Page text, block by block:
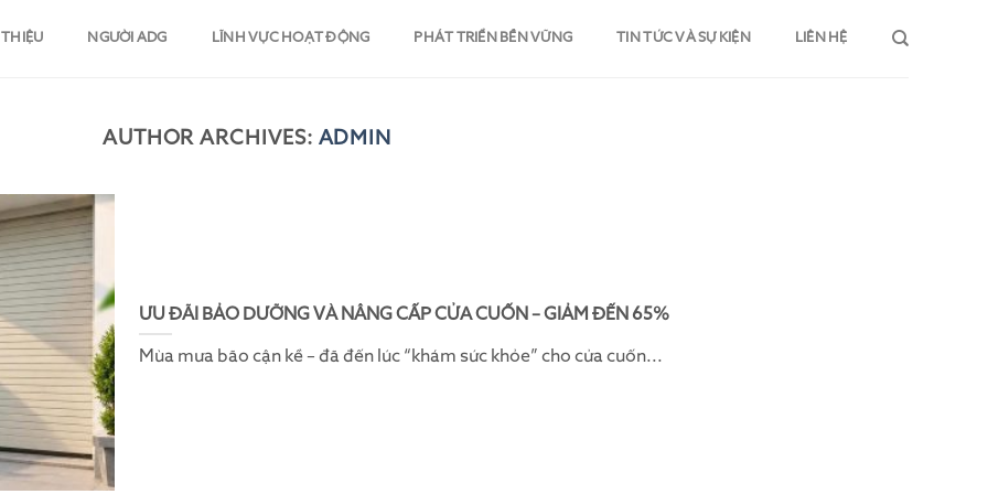
NGƯỜI ADG LĨNH VỰC HOẠT ĐỘNG PHÁT TRIỂN BỀN VỮNG TIN TỨC VÀ SỰ KIỆN LIÊN HỆ
AUTHOR ARCHIVES: ADMIN
ƯU ĐÃI BẢO DƯỠNG VÀ NÂNG CẤP CỬA CUỐN – GIẢM ĐẾN 65%
Mùa mưa bão cận kề – đã đến lúc “khám sức khỏe” cho cửa cuốn...